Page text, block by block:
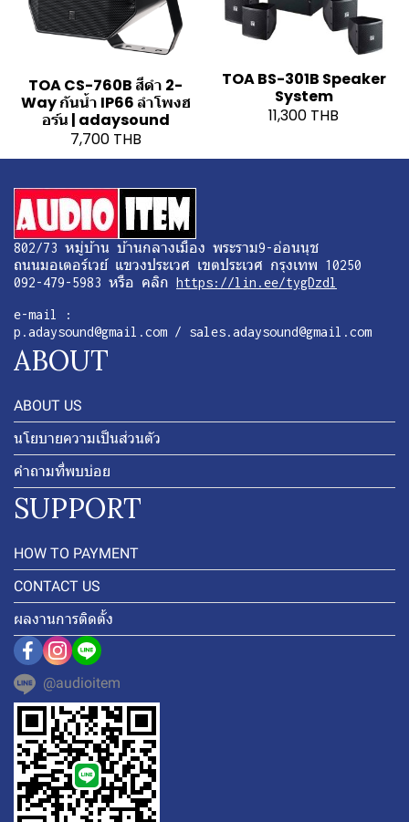
TOA CS-760B สีดำ 2-
Way กันน้ำ IP66 ลำโพงฮ
อร์น | adaysound
7,700 THB
TOA BS-301B Speaker
System
11,300 THB
802/73 หมู่บ้าน บ้านกลางเมือง พระราม9-อ่อนนุช
ถนนมอเตอร์เวย์ แขวงประเวศ เขตประเวศ กรุงเทพ 10250
092-479-5983 หรือ คลิก
https://lin.ee/tygDzdl
e-mail :
p.adaysound@gmail.com / sales.adaysound@gmail.com
ABOUT
ABOUT US
นโยบายความเป็นส่วนตัว
คำถามที่พบบ่อย
SUPPORT
HOW TO PAYMENT
CONTACT US
ผลงานการติดตั้ง
@audioitem